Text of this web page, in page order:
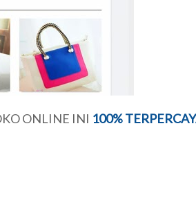
ONLINE INI 100%